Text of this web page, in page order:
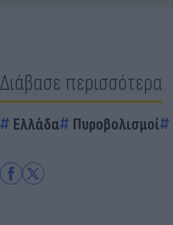
Διάβασε περισσότερα
Ελλάδα Πυροβολισμοί